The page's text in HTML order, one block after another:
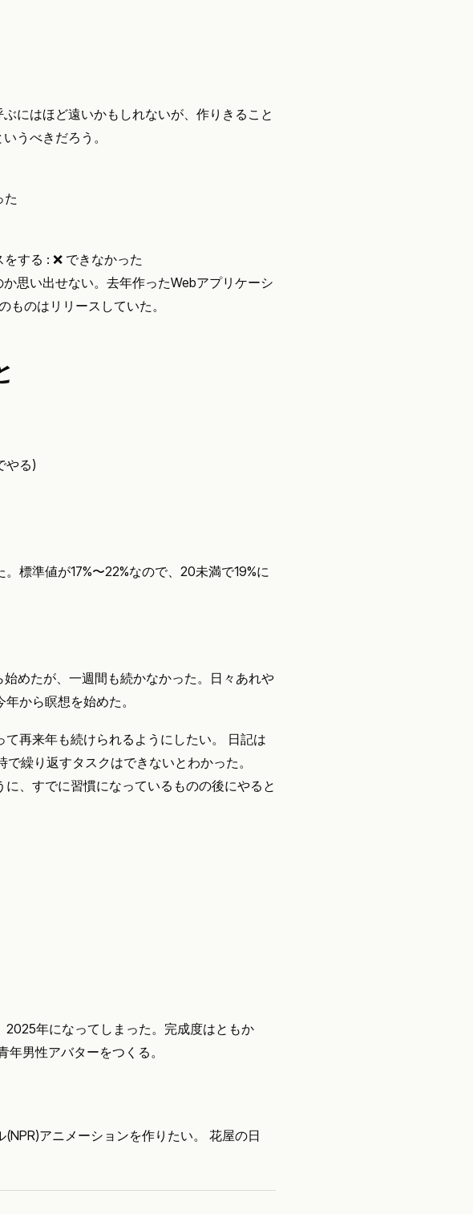
にはほど遠いかもしれないが、作りきること
うべきだろう。
た
する : ❌ できなかった
思い出せない。去年作ったWebアプリケーシ
ものはリリースしていた。
やる)
標準値が17%〜22%なので、20未満で19%に
めたが、一週間も続かなかった。日々あれや
から瞑想を始めた。
再来年も続けられるようにしたい。 日記は
繰り返すタスクはできないとわかった。
に、すでに習慣になっているものの後にやると
年になってしまった。完成度はともか
男性アバターをつくる。
アニメーションを作りたい。 花屋の日